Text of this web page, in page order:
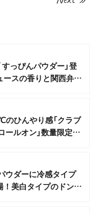
っぴんパウダー」登
スの香りと関西弁パ
ひんやり感「クラブ
ールオン」数量限定で
ウダーに冷感タイプ
美白タイプのドンキ